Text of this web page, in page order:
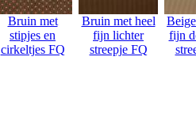
Bruin met
stipjes en
cirkeltjes FQ
Bruin met heel
fijn lichter
streepje FQ
fijn